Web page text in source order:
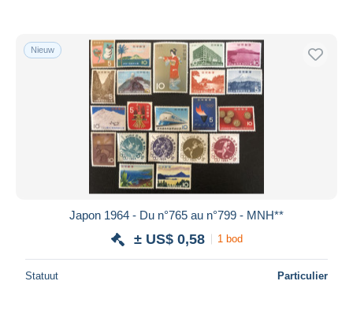
Nieuw
Japon 1964 - Du n°765 au n°799 - MNH**
± US$ 0,58 1 bod
Statuut Particulier